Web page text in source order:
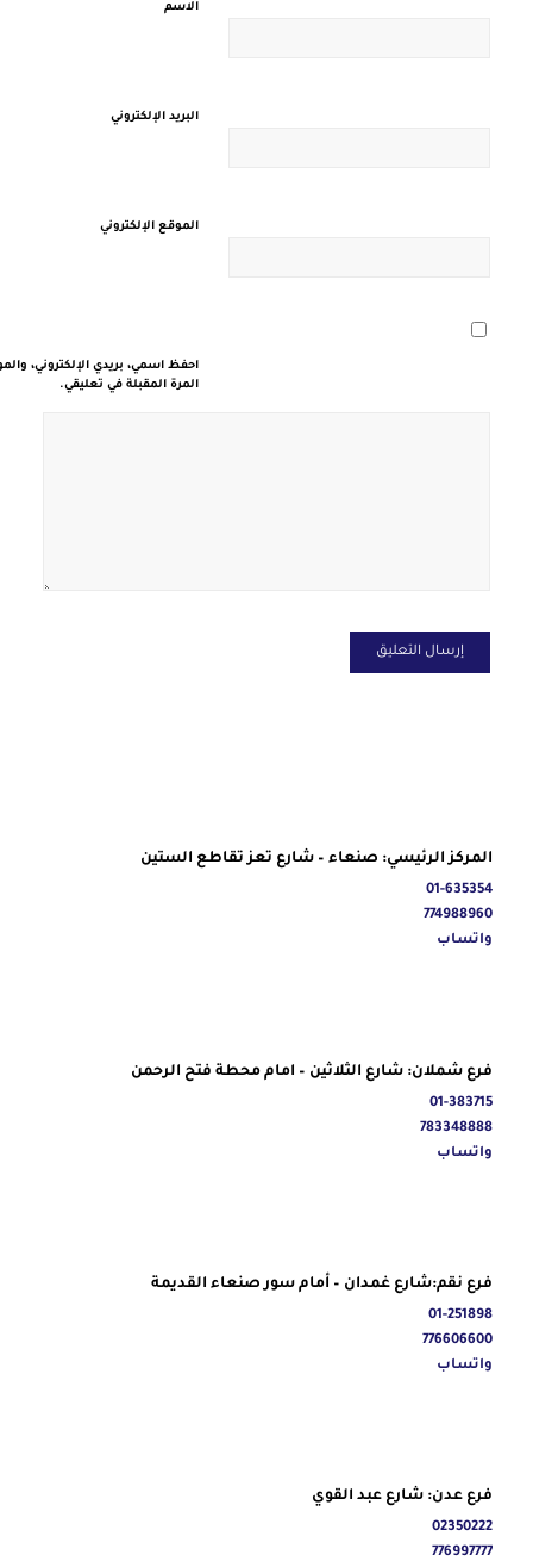
الاسم
البريد الإلكتروني
الموقع الإلكتروني
احفظ اسمي، بريدي الإلكتروني،
المرة المقبلة في تعليقي.
المركز الرئيسي: صنعاء – شارع تعز تقاطع الستين
01-635354
774988960
واتساب
فرع شملان: شارع الثلاثين – امام محطة فتح الرحمن
01-383715
783348888
واتساب
فرع نقم:شارع غمدان – أمام سور صنعاء القديمة
01-251898
776606600
واتساب
فرع عدن: شارع عبد القوي
02350222
776997777